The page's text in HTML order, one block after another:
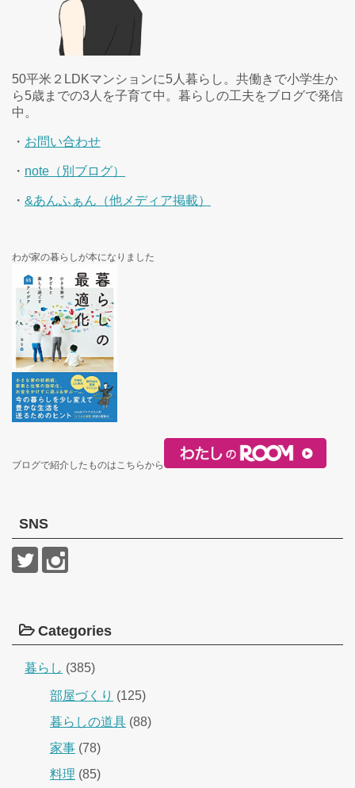
50平米２LDKマンションに5人暮らし。共働きで小学生か
ら5歳までの3人を子育て中。暮らしの工夫をブログで発信
中。
・ お問い合わせ
・ note（別ブログ）
・ &あんふぁん（他メディア掲載）
わが家の暮らしが本になりました
ブログで紹介したものはこちらから
SNS
Categories
暮らし (385)
部屋づくり (125)
暮らしの道具 (88)
家事 (78)
料理 (85)